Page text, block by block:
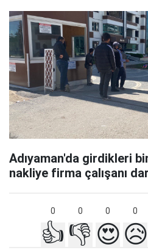
Adıyaman'da girdikleri
nakliye firma çalışanı
0 0 0 0
👍 👎 😍😥